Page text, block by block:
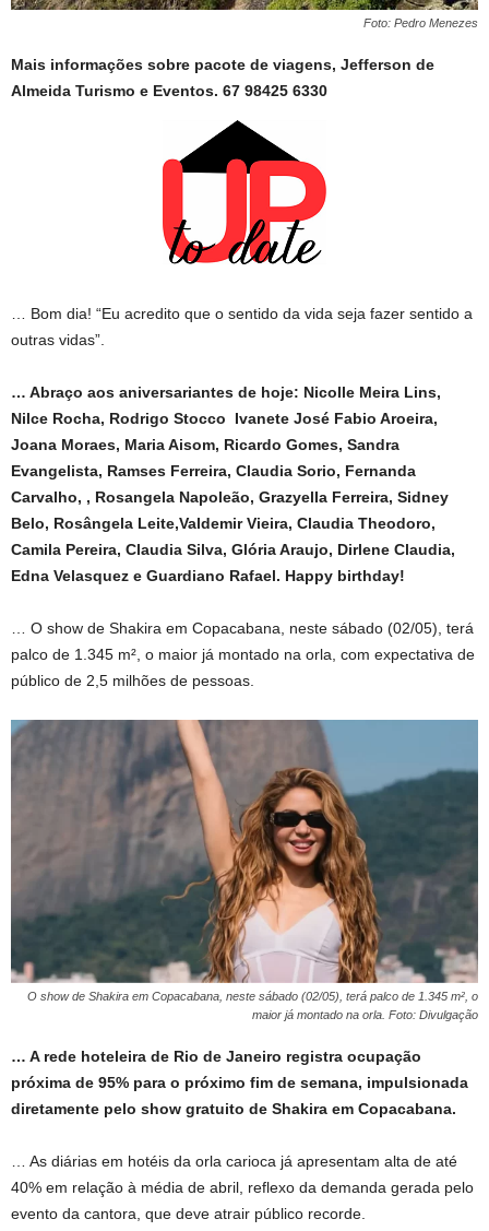
Foto: Pedro Menezes
Mais informações sobre pacote de viagens, Jefferson de
Almeida Turismo e Eventos. 67 98425 6330
… Bom dia! “Eu acredito que o sentido da vida seja fazer sentido a
outras vidas”.
… Abraço aos aniversariantes de hoje: Nicolle Meira Lins,
Nilce Rocha, Rodrigo Stocco Ivanete José Fabio Aroeira,
Joana Moraes, Maria Aisom, Ricardo Gomes, Sandra
Evangelista, Ramses Ferreira, Claudia Sorio, Fernanda
Carvalho, , Rosangela Napoleão, Grazyella Ferreira, Sidney
Belo, Rosângela Leite,Valdemir Vieira, Claudia Theodoro,
Camila Pereira, Claudia Silva, Glória Araujo, Dirlene Claudia,
Edna Velasquez e Guardiano Rafael. Happy birthday!
… O show de Shakira em Copacabana, neste sábado (02/05), terá
palco de 1.345 m², o maior já montado na orla, com expectativa de
público de 2,5 milhões de pessoas.
O show de Shakira em Copacabana, neste sábado (02/05), terá palco de 1.345 m², o
maior já montado na orla. Foto: Divulgação
… A rede hoteleira de Rio de Janeiro registra ocupação
próxima de 95% para o próximo fim de semana, impulsionada
diretamente pelo show gratuito de Shakira em Copacabana.
… As diárias em hotéis da orla carioca já apresentam alta de até
40% em relação à média de abril, reflexo da demanda gerada pelo
evento da cantora, que deve atrair público recorde.